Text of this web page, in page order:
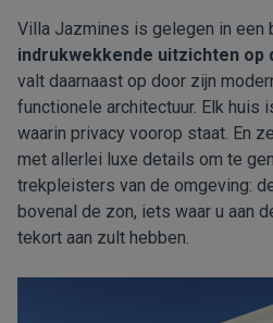
Villa Jazmines is gelegen in een
indrukwekkende uitzichten op
valt daarnaast op door zijn
functionele architectuur. Elk huis
waarin privacy voorop staat. En
met allerlei luxe details om te
trekpleisters van de omgeving:
bovenal de zon, iets waar u aan
tekort aan zult hebben.